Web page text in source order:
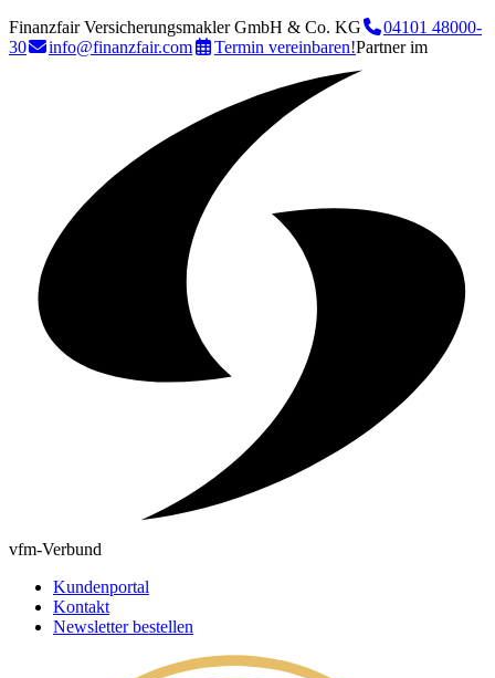
Finanzfair Versicherungsmakler GmbH & Co. KG
04101 48000-
30
info@finanzfair.com Termin vereinbaren!Partner im
vfm-Verbund
Kundenportal
Kontakt
Newsletter bestellen